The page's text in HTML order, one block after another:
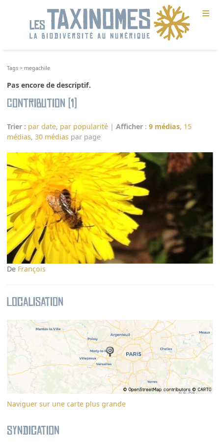
≡
Tags > megachile
Pas encore de descriptif.
Contribution (1)
Trier : par date, par popularité |Afficher :9 médias, 15
médias,30 médias par page
De François
Localisation
Naviguer sur une carte plus grande
Syndication